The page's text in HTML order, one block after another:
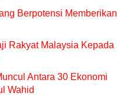
Berpotensi Memberikan
Rakyat Malaysia Kepada
Antara 30 Ekonomi
Wahid